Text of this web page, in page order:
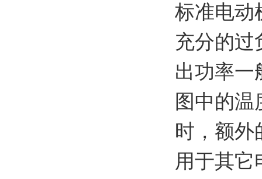
标准电动
充分的过
出功率一
图中的
时，额外
用于其它